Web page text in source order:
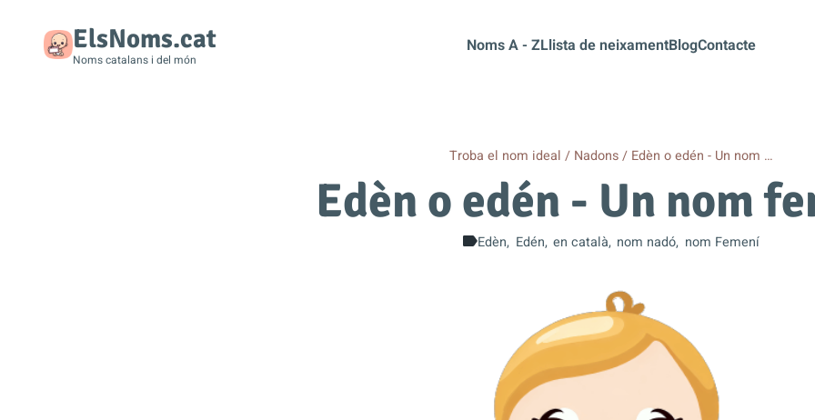
ElsNoms.cat
Noms catalans i del món
Noms A - ZLlista de neixamentBlogContacte
Troba el nom ideal Nadons Edèn o edén - Un nom …
Edèn o edén - Un nom
Edèn Edén en català nom nadó nom Femení